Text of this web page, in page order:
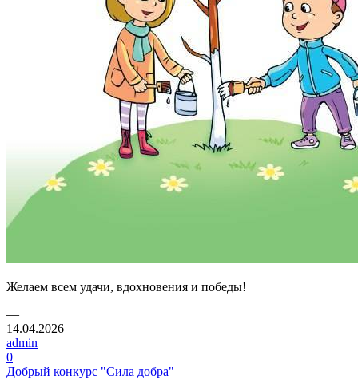
Желаем всем удачи, вдохновения и победы!
—
14.04.2026
admin
0
Добрый конкурс "Сила добра"